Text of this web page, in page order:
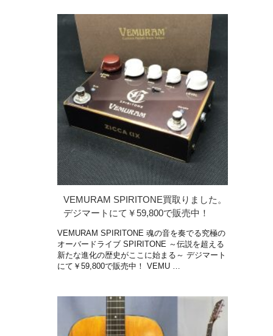
VEMURAM SPIRITONE買取りました。
デジマートにて￥59,800で販売中！
VEMURAM SPIRITONE 魂の音を奏でる究極の
オーバードライブ SPIRITONE ～伝説を超える
新たな進化の歴史がここに始まる～ デジマート
にて￥59,800で販売中！ VEMU …